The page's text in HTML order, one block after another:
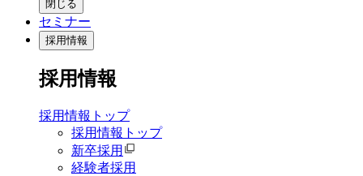
閉じる
セミナー
採用情報
採用情報
採用情報トップ
採用情報トップ
新卒採用
経験者採用